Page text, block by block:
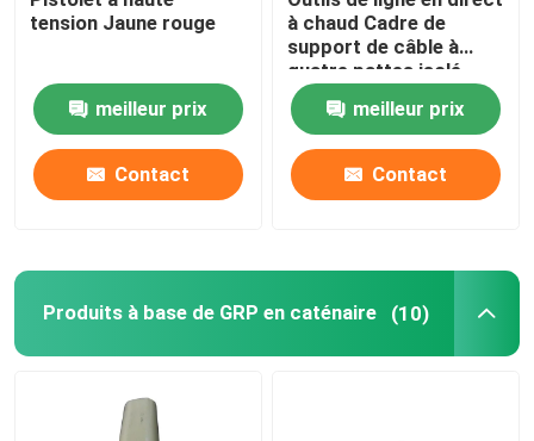
Produits à base de GRP en caténaire
Isolateur de ligne aérienne
Garnitures d'isolateur
fusible coupé
tension Jaune rouge
meilleur prix
Contact
à chaud Cadre de
support de câble à
quatre pattes isolé
meilleur prix
Contact
Produits à base de GRP en caténaire (10)